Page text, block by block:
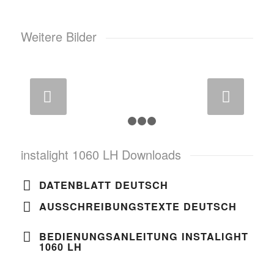
Weitere Bilder
instalight 1060 LH Downloads
DATENBLATT DEUTSCH
AUSSCHREIBUNGSTEXTE DEUTSCH
BEDIENUNGSANLEITUNG INSTALIGHT
1060 LH